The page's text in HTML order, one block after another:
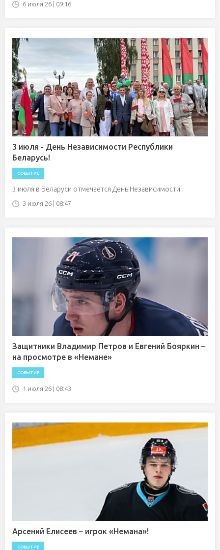
6 июля'26 | 09:16
3 июля - День Независимости Республики
Беларусь!
СОБЫТИЕ
3 июля в Беларуси отмечается День Независимости.
3 июля'26 | 08:47
Защитники Владимир Петров и Евгений Бояркин –
на просмотре в «Немане»
СОБЫТИЕ
1 июля'26 | 08:43
Арсений Елисеев – игрок «Немана»!
СОБЫТИЕ